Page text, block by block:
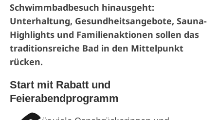
Schwimmbadbesuch hinausgeht:
Unterhaltung, Gesundheitsangebote, Sauna-
Highlights und Familienaktionen sollen das
traditionsreiche Bad in den Mittelpunkt
rücken.
Start mit Rabatt und
Feierabendprogramm